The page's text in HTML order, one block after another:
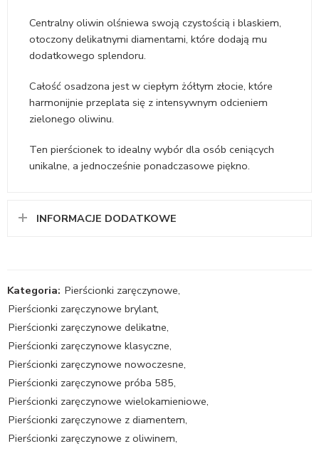
Centralny oliwin olśniewa swoją czystością i blaskiem,
otoczony delikatnymi diamentami, które dodają mu
dodatkowego splendoru.
Całość osadzona jest w ciepłym żółtym złocie, które
harmonijnie przeplata się z intensywnym odcieniem
zielonego oliwinu.
Ten pierścionek to idealny wybór dla osób ceniących
unikalne, a jednocześnie ponadczasowe piękno.
INFORMACJE DODATKOWE
Kategoria: Pierścionki zaręczynowe,
Pierścionki zaręczynowe brylant,
Pierścionki zaręczynowe delikatne,
Pierścionki zaręczynowe klasyczne,
Pierścionki zaręczynowe nowoczesne,
Pierścionki zaręczynowe próba 585,
Pierścionki zaręczynowe wielokamieniowe,
Pierścionki zaręczynowe z diamentem,
Pierścionki zaręczynowe z oliwinem,